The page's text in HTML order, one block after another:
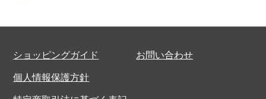
ショッピングガイド お問い合わせ
個人情報保護方針